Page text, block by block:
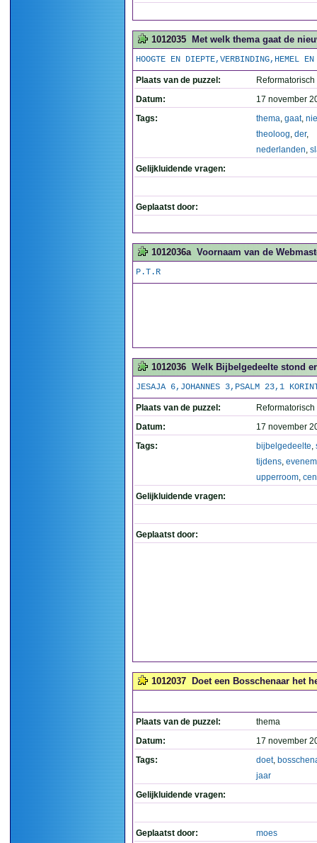
1012035 Met welk thema gaat de
HOOGTE EN DIEPTE,VERBINDING,HEMEL
Plaats van de puzzel:
Datum:
17 november
Tags:
thema, gaat,
theoloog, der,
nederlanden,
Gelijkluidende vragen:
Geplaatst door:
1012036a Voornaam van de
P.T.R
1012036 Welk Bijbelgedeelte stond
JESAJA 6,JOHANNES 3,PSALM 23,1
Plaats van de puzzel:
Datum:
17 november
Tags:
bijbelgedeelte,
tijdens,
upperroom,
Gelijkluidende vragen:
Geplaatst door:
1012037 Doet een Bosschenaar het
Plaats van de puzzel:
thema
Datum:
17 november
Tags:
doet,
jaar
Gelijkluidende vragen:
Geplaatst door: moes